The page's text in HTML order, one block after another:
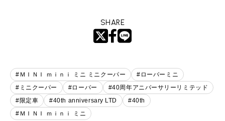
SHARE
#ＭＩＮＩ ｍｉｎｉ ミニ ミニクーパー
#ローバーミニ
#ミニクーパー
#ローバー
#40周年アニバーサリーリミテッド
#限定車
#40th anniversary LTD
#40th
#ＭＩＮＩ ｍｉｎｉ ミニ